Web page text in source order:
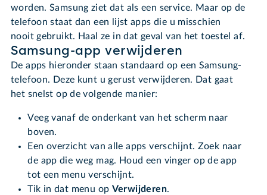
worden. Samsung ziet dat als een service. Maar op de
telefoon staat dan een lijst apps die u misschien
nooit gebruikt. Haal ze in dat geval van het toestel af.
Samsung-app verwijderen
De apps hieronder staan standaard op een Samsung-
telefoon. Deze kunt u gerust verwijderen. Dat gaat
het snelst op de volgende manier:
Veeg vanaf de onderkant van het scherm naar
boven.
Een overzicht van alle apps verschijnt. Zoek naar
de app die weg mag. Houd een vinger op de app
tot een menu verschijnt.
Tik in dat menu op Verwijderen.